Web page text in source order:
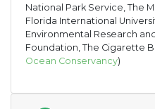
National Park Service, The
Florida International
Environmental Research
Foundation, The Cigarette
Ocean Conservancy)